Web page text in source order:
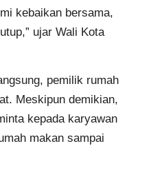
kebaikan bersama,
ujar Wali Kota
pemilik rumah
Meskipun demikian,
kepada karyawan
makan sampai